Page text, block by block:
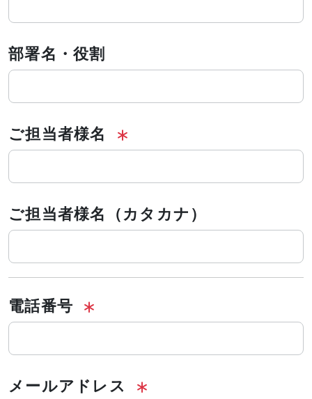
部署名・役割
ご担当者様名
ご担当者様名（カタカナ）
電話番号
メールアドレス